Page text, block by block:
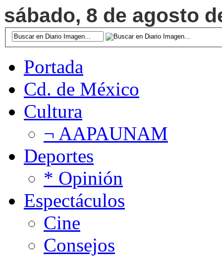
sábado, 8 de agosto
Portada
Cd. de México
Cultura
¬ AAPAUNAM
Deportes
* Opinión
Espectáculos
Cine
Consejos